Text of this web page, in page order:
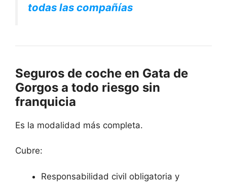
todas las compañías
Seguros de coche en Gata de
Gorgos a todo riesgo sin
franquicia
Es la modalidad más completa.
Cubre:
Responsabilidad civil obligatoria y